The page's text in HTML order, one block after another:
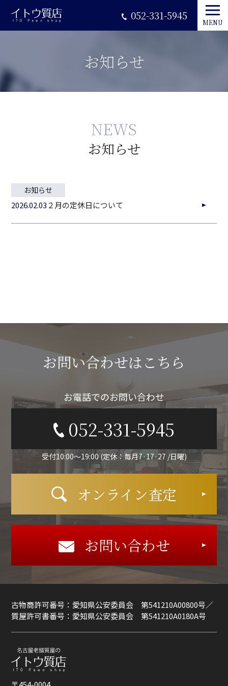
052-331-5945
MENU
お知らせ
NEWS
お知らせ
お知らせ
2026.02.03 ２月の定休日について
お問い合わせはこちら
お電話でのお問い合わせ
052-331-5945
受付10:00〜19:00 (定休：毎月7·17·27 /日曜)
オンライン査定
お問い合わせ
古物商許可番号：愛知県公安委員会 第541210A00800号／
質屋許可書番号：愛知県公安委員会 第541210A0180A号